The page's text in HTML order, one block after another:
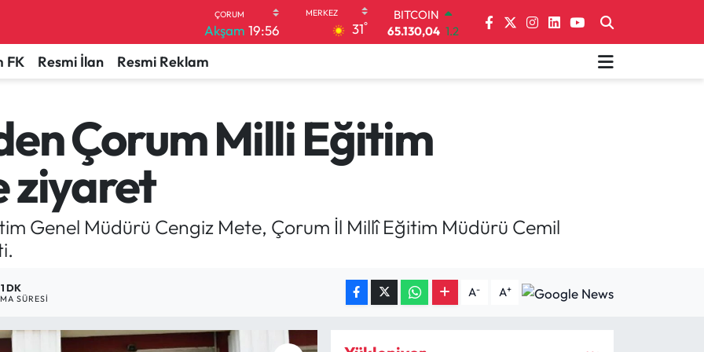
Akşam 19:56 31°
65.130,04 1.2
DOLAR
GRAM ALTIN
FK Resmi İlan Resmi Reklam
Çorum Milli Eğitim
ziyaret
Genel Müdürü Cengiz Mete, Çorum İl Millî Eğitim Müdürü Cemil
1 DK
SÜRESI A- A+